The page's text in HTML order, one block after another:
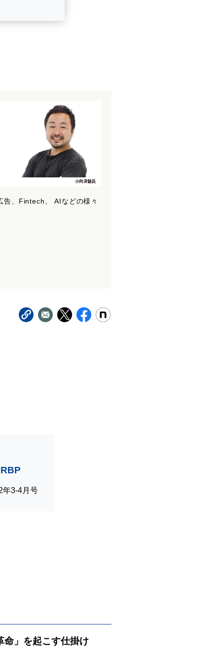
告、Fintech、 AIなどの様々
年3-4月号
命」を起こす仕掛け